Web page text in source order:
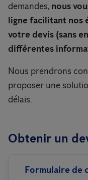
demandes, nous
ligne facilitant nos
votre devis (sans
différentes
Nous prendrons
proposer une
délais.
Obtenir un
Formulaire de